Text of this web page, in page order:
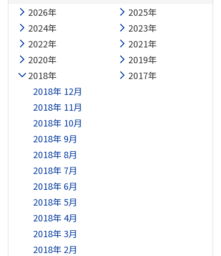
2026年
2025年
2024年
2023年
2022年
2021年
2020年
2019年
2018年
2018年 12月
2018年 11月
2018年 10月
2018年 9月
2018年 8月
2018年 7月
2018年 6月
2018年 5月
2018年 4月
2018年 3月
2018年 2月
2017年